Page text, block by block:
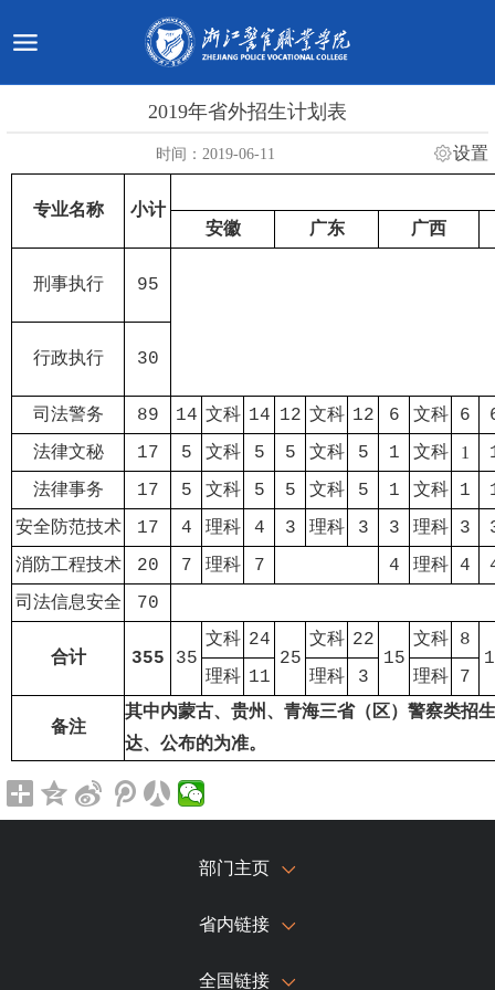
2019年省外招生计划表
时间：2019-06-11 设置
专业名称
小计
安徽
广东 广西
刑事执行 95
行政执行 30
司法警务 89 14 文科 14 12 文科 12 6 文科 6
法律文秘
17 5 文科 5 5 文科 5 1 文科 1
法律事务
17 5 文科 5 5 文科 5 1 文科 1
安全防范技术
17 4 理科 4 3 理科 3 3 理科 3
消防工程技术
20 7 理科 7 4 理科 4
司法信息安全
70
合计 355 35
文科 24
25
文科 22
15
文科
8
理科 11 理科 3 理科 7
备注
其中内蒙古、贵州、青海三省（区）警察类招
达、公布的为准。
部门主页
省内链接
全国链接